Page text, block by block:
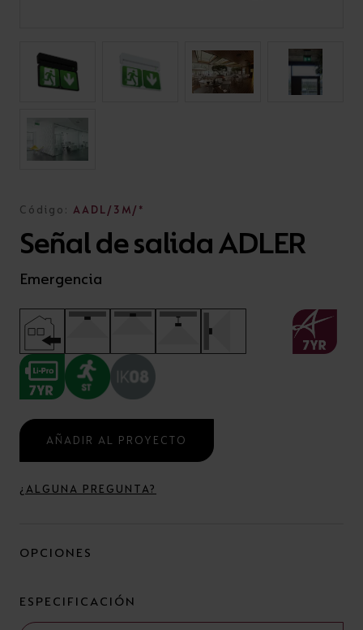
Código: AADL/3M/*
Señal de salida ADLER
Emergencia
AÑADIR AL PROYECTO
¿ALGUNA PREGUNTA?
OPCIONES
ESPECIFICACIÓN